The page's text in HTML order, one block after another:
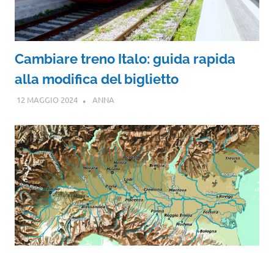
Cambiare treno Italo: guida rapida
alla modifica del biglietto
12 MAGGIO 2024 ANNA